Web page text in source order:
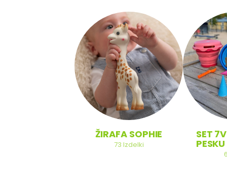
ŽIRAFA SOPHIE
73 Izdelki
SET